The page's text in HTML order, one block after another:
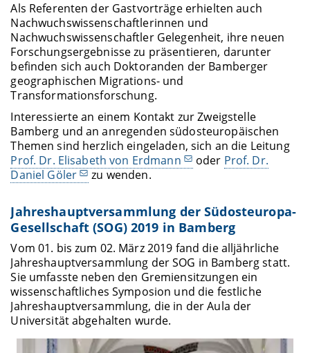
Als Referenten der Gastvorträge erhielten auch
Nachwuchswissenschaftlerinnen und
Nachwuchswissenschaftler Gelegenheit, ihre neuen
Forschungsergebnisse zu präsentieren, darunter
befinden sich auch Doktoranden der Bamberger
geographischen Migrations- und
Transformationsforschung.
Interessierte an einem Kontakt zur Zweigstelle
Bamberg und an anregenden südosteuropäischen
Themen sind herzlich eingeladen, sich an die Leitung
Prof. Dr. Elisabeth von Erdmann
oder Prof. Dr.
Daniel Göler
zu wenden.
Jahreshauptversammlung der Südosteuropa-
Gesellschaft (SOG) 2019 in Bamberg
Vom 01. bis zum 02. März 2019 fand die alljährliche
Jahreshauptversammlung der SOG in Bamberg statt.
Sie umfasste neben den Gremiensitzungen ein
wissenschaftliches Symposion und die festliche
Jahreshauptversammlung, die in der Aula der
Universität abgehalten wurde.